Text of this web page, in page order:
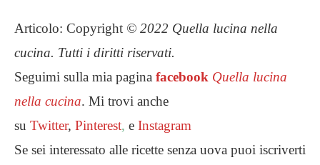
Articolo: Copyright © 2022 Quella lucina nella
cucina. Tutti i diritti riservati.
Seguimi sulla mia pagina facebook Quella lucina
nella cucina. Mi trovi anche
su Twitter, Pinterest, e Instagram
Se sei interessato alle ricette senza uova puoi iscriverti